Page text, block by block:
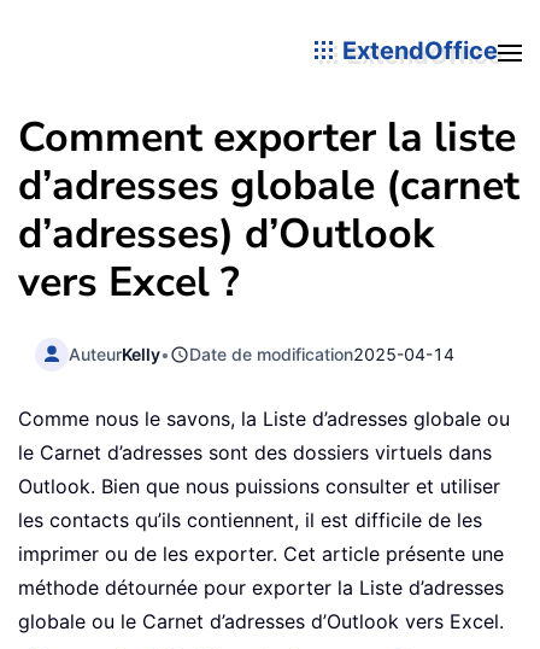
ExtendOffice
Comment exporter la liste
d’adresses globale (carnet
d’adresses) d’Outlook
vers Excel ?
AuteurKelly• Date de modification2025-04-14
Comme nous le savons, la Liste d’adresses globale ou
le Carnet d’adresses sont des dossiers virtuels dans
Outlook. Bien que nous puissions consulter et utiliser
les contacts qu’ils contiennent, il est difficile de les
imprimer ou de les exporter. Cet article présente une
méthode détournée pour exporter la Liste d’adresses
globale ou le Carnet d’adresses d’Outlook vers Excel.